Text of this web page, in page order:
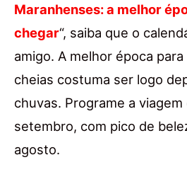
Maranhenses: a melhor
chegar“, saiba que o
amigo. A melhor época
cheias costuma ser logo
chuvas. Programe a
setembro, com pico de
agosto.